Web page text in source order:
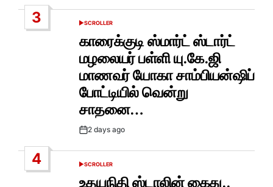
3
POSTED
SCROLLER
காரைக்குடி ஸ்மார்ட் ஸ்டார்ட்
மழலையர் பள்ளி யு.கே.ஜி
மாணவர் யோகா சாம்பியன்ஷிப்
போட்டியில் வென்று
சாதனை…
Post2 days ago
4
POSTED
SCROLLER
உதயநிதி ஸ்டாலின் கைது..